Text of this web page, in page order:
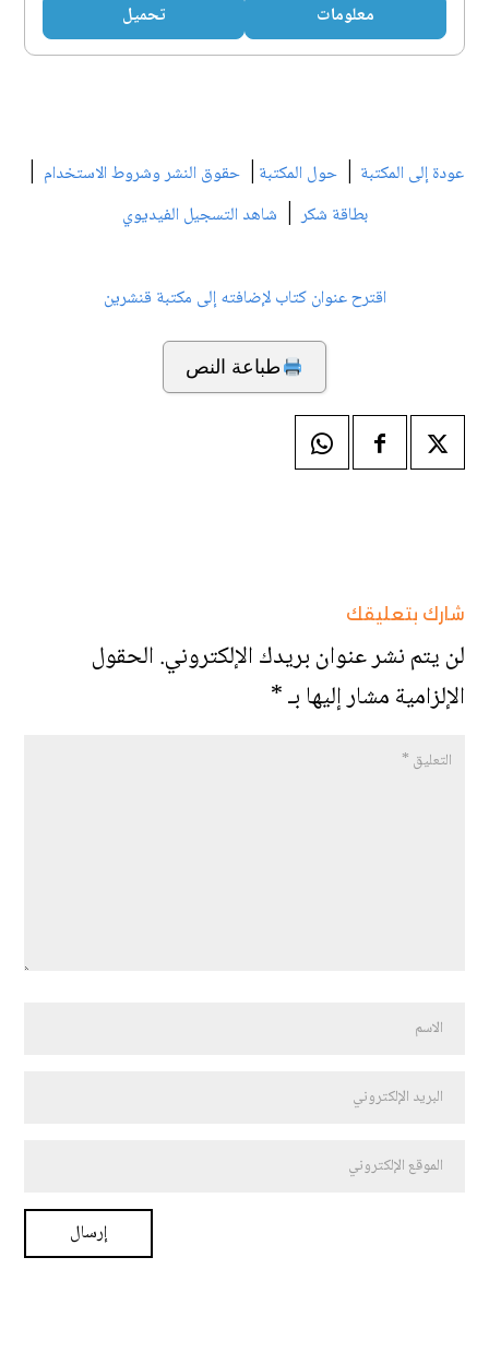
معلومات تحميل
عودة إلى المكتبة | حول المكتبة | حقوق النشر وشروط الاستخدام |
بطاقة شكر| شاهد التسجيل الفيديوي
اقترح عنوان كتاب لإضافته إلى مكتبة قنشرين
طباعة النص
شارك بتعليقك
لن يتم نشر عنوان بريدك الإلكتروني.الحقول
الإلزامية مشار إليها بـ*